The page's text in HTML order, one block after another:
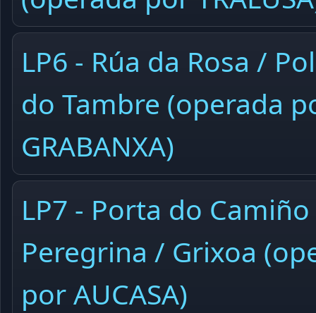
LP6 - Rúa da Rosa /
do Tambre (operada
GRABANXA)
LP7 - Porta do
Peregrina / Grixoa
por AUCASA)